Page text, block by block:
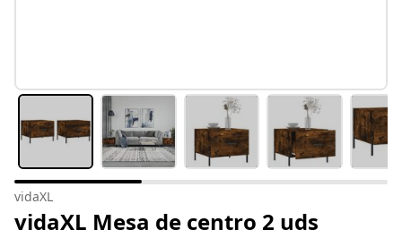
vidaXL
vidaXL Mesa de centro 2 uds